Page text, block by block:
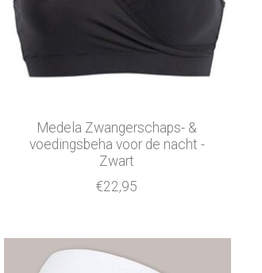
Medela Zwangerschaps- &
voedingsbeha voor de nacht -
Zwart
€22,95